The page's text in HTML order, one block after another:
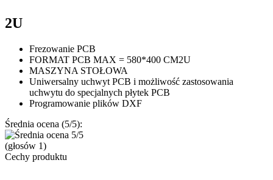
2U
Frezowanie PCB
FORMAT PCB MAX = 580*400 CM2U
MASZYNA STOŁOWA
Uniwersalny uchwyt PCB i możliwość zastosowania
uchwytu do specjalnych płytek PCB
Programowanie plików DXF
Średnia ocena (5/5):
(głosów 1)
Cechy produktu